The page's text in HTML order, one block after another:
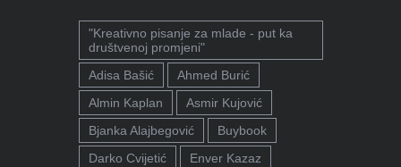
"Kreativno pisanje za mlade - put ka
društvenoj promjeni"
Adisa Bašić
Ahmed Burić
Almin Kaplan
Asmir Kujović
Bjanka Alajbegović
Buybook
Darko Cvijetić
Enver Kazaz